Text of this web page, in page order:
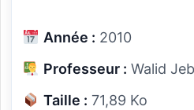
Année : 2010
Professeur : Walid
Taille : 71,89 Ko